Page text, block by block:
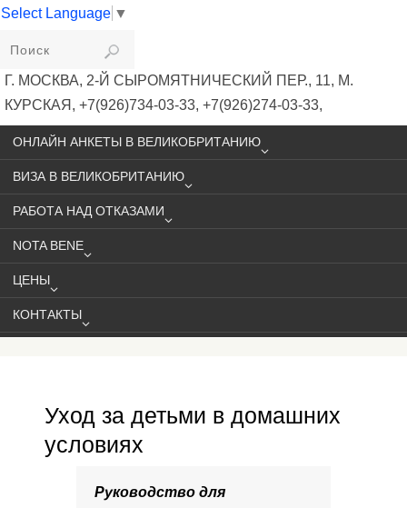
Select Language ▼
VIKIVISA
Г. МОСКВА, 2-Й СЫРОМЯТНИЧЕСКИЙ ПЕР., 11, М.
КУРСКАЯ, +7(926)734-03-33, +7(926)274-03-33,
VISA@VIKIVISA.RU
ОНЛАЙН АНКЕТЫ В ВЕЛИКОБРИТАНИЮ
ВИЗА В ВЕЛИКОБРИТАНИЮ
РАБОТА НАД ОТКАЗАМИ
NOTA BENE
ЦЕНЫ
КОНТАКТЫ
Уход за детьми в домашних
условиях
Руководство для